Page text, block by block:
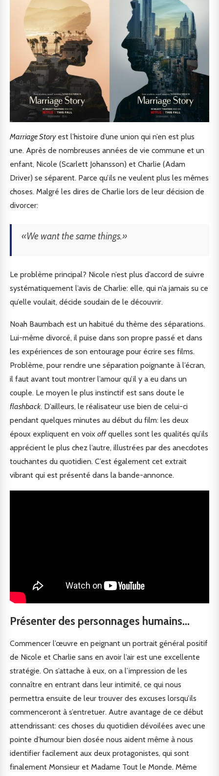
Marriage Storyest l’histoire d’une union qui n’en est plus
une. Après de nombreuses années de vie commune et un
enfant, Nicole (Scarlett Johansson) et Charlie (Adam
Driver) se séparent. Parce qu’ils ne veulent plus les mêmes
choses. Malgré les dires de Charlie lors de leur décision de
divorcer:
«We want the same things.»
Le problème principal? Nicole n’est plus d’accord de suivre
systématiquement l’avis de Charlie: elle, qui n’a jamais su ce
qu’elle voulait, décide soudain de le découvrir.
Noah Baumbach est un habitué du thème des séparations.
Lui-même divorcé, il puise dans son propre passé et dans
les expériences de son entourage pour écrire ses films.
Problème, pour rendre une séparation poignante à l’écran,
il faut avant tout montrer l’amour qu’il y a eu dans un
couple. Le moyen le plus instinctif est sans doute le
flashback. D’ailleurs, le réalisateur use bien de celui-ci
pendant quelques minutes au début du film: les deux
époux expliquent en voix offquelles sont les qualités qu’ils
apprécient le plus chez l’autre, illustrées par des anecdotes
touchantes du quotidien. C’est également cet extrait
vibrant qui est présenté dans la bande-annonce.
Présenter des personnages humains…
Commencer l’œuvre en peignant un portrait général positif
de Nicole et Charlie sans en avoir l’air est une excellente
stratégie. On s’attache à eux, on a l’impression de les
connaître en entrant dans leur intimité, ce qui nous
permettra ensuite de leur trouver des excuses lorsqu’ils
commenceront à s’entretuer. Autre avantage de ce début
attendrissant: ces choses du quotidien dévoilées avec une
pointe d’humour bien dosée nous aident même à nous
identifier facilement aux deux protagonistes, qui sont
finalement Monsieur et Madame Tout le Monde. Même